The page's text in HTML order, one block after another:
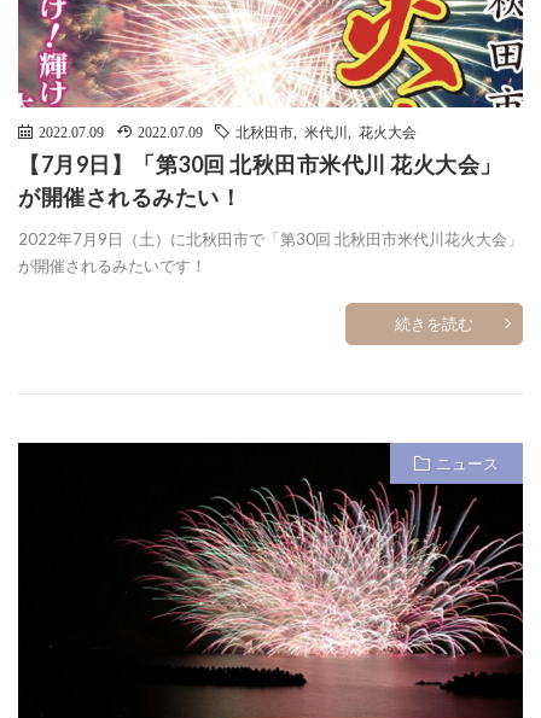
2022.07.09 2022.07.09 北秋田市 米代川 花火大会
【7月9日】「第30回 北秋田市米代川 花火大会」
が開催されるみたい！
2022年7月9日（土）に北秋田市で「第30回 北秋田市米代川花火大会」
が開催されるみたいです！
続きを読む
ニュース